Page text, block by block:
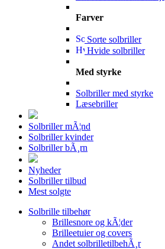
Farver
Sorte solbriller
Hvide solbriller
Med styrke
Solbriller med styrke
Læsebriller
Solbriller mÃ¦nd
Solbriller kvinder
Solbriller bÃ¸rn
Nyheder
Solbriller tilbud
Mest solgte
Solbrille tilbehør
Brillesnore og kÃ¦der
Brilleetuier og covers
Andet solbrilletilbehÃ¸r